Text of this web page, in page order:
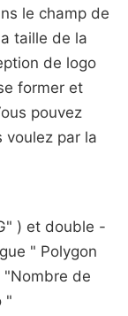
le champ de
taille de la
de logo
former et
pouvez
voulez par la
) et double -
" Polygon
"Nombre de
"